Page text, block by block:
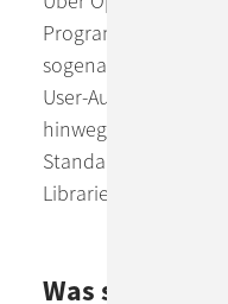
sogenannte Spans
User-Aufrufe über
hinweg einfach
Standard wird schon
Libraries unterstützt.
Was sind